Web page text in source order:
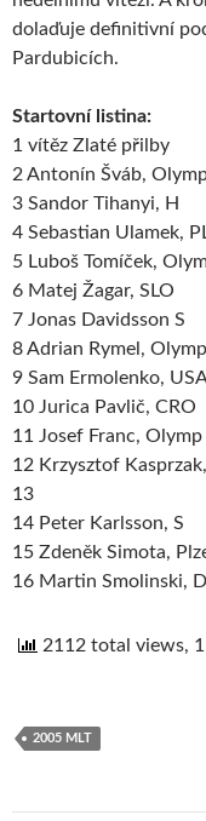
dolaďuje definitivní
Pardubicích.
Startovní listina:
1 vítěz Zlaté přilby
2 Antonín Šváb,
3 Sandor Tihanyi, H
4 Sebastian Ulamek,
5 Luboš Tomíček,
6 Matej Žagar, SLO
7 Jonas Davidsson S
8 Adrian Rymel,
9 Sam Ermolenko,
10 Jurica Pavlič, CRO
11 Josef Franc, Olymp
12 Krzysztof
13
14 Peter Karlsson, S
15 Zdeněk Simota,
16 Martin Smolinski, D
2112 total views,
2005 MLT